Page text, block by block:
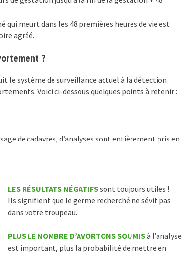
meurt dans les 48 premières heures de vie est
agréé.
?
le système de surveillance actuel à la détection
Voici ci-dessous quelques points à retenir :
de cadavres, d’analyses sont entièrement pris en
LES RÉSULTATS NÉGATIFSsont toujours utiles !
Ils signi­fient que le germe recherché ne sévit pas
dans votre troupeau.
PLUS LE NOMBRE D’AVORTONS SOUMISà l’analyse
est important, plus la probabilité de mettre en